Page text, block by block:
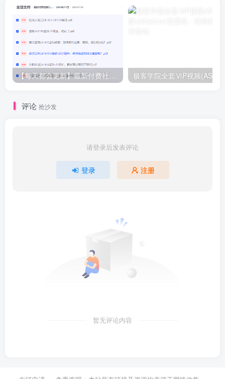
【每天都会更新】最新付费社群公众号文章 极客学院全套ⅥP视频(AS版)
评论 抢沙发
请登录后发表评论
登录 注册
暂无评论内容